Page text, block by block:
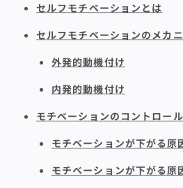
セルフモチベーションとは
セルフモチベーションのメカ
外発的動機付け
内発的動機付け
モチベーションのコントロー
モチベーションが下がる原
モチベーションが下がる原